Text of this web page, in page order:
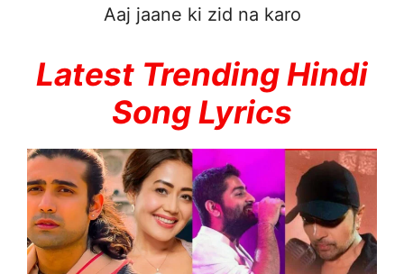
Aaj jaane ki zid na karo
Latest Trending Hindi
Song Lyrics